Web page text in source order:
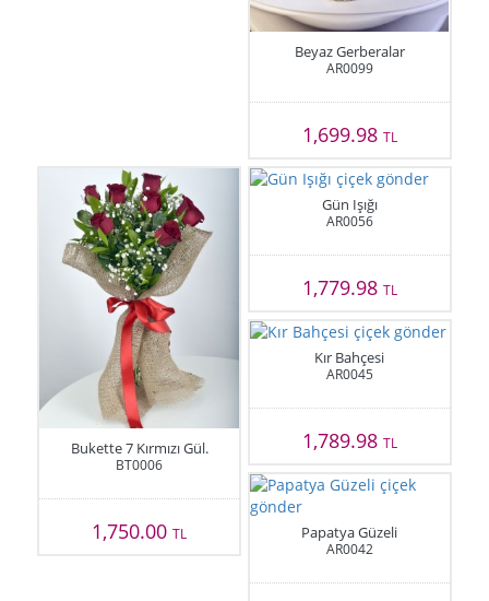
Beyaz Gerberalar
AR0099
1,699.98 TL
Bukette 7 Kırmızı Gül.
BT0006
1,750.00TL
Gün Işığı
AR0056
1,779.98 TL
Kır Bahçesi
AR0045
1,789.98 TL
Papatya Güzeli
AR0042